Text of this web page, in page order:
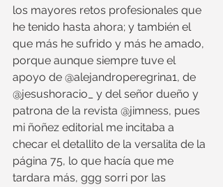
los mayores retos profesionales que
he tenido hasta ahora; y también el
que más he sufrido y más he amado,
porque aunque siempre tuve el
apoyo de @alejandroperegrina1, de
@jesushoracio_ y del señor dueño y
patrona de la revista @jimness, pues
mi ñoñez editorial me incitaba a
checar el detallito de la versalita de la
página 75, lo que hacía que me
tardara más, ggg sorri por las